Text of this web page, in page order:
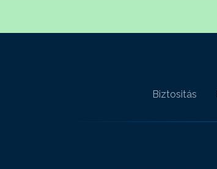
Biztositás